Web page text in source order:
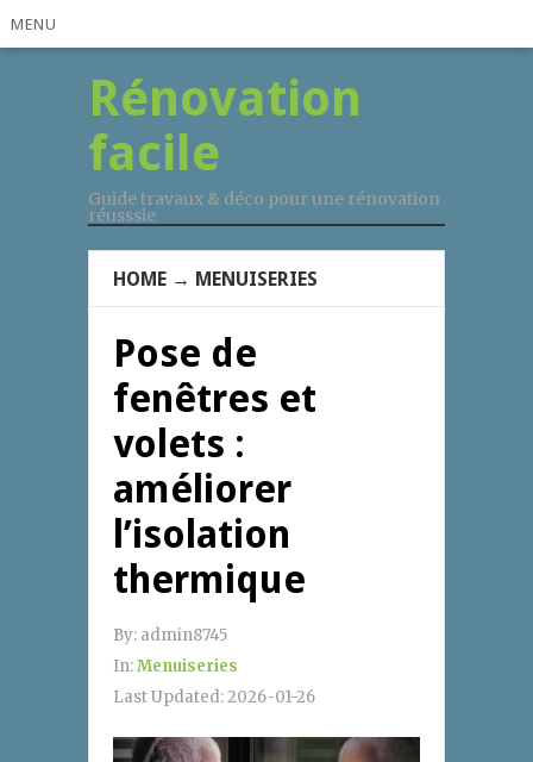
MENU
Rénovation
facile
Guide travaux & déco pour une rénovation
réusssie
HOME → MENUISERIES
Pose de
fenêtres et
volets :
améliorer
l’isolation
thermique
By: admin8745
In:Menuiseries
Last Updated:2026-01-26